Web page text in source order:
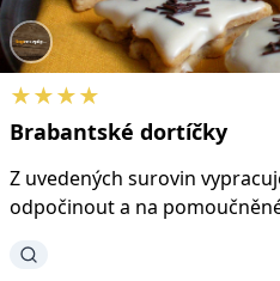
★★★★
Brabantské dortíčky
Z uvedených surovin
odpočinout a na